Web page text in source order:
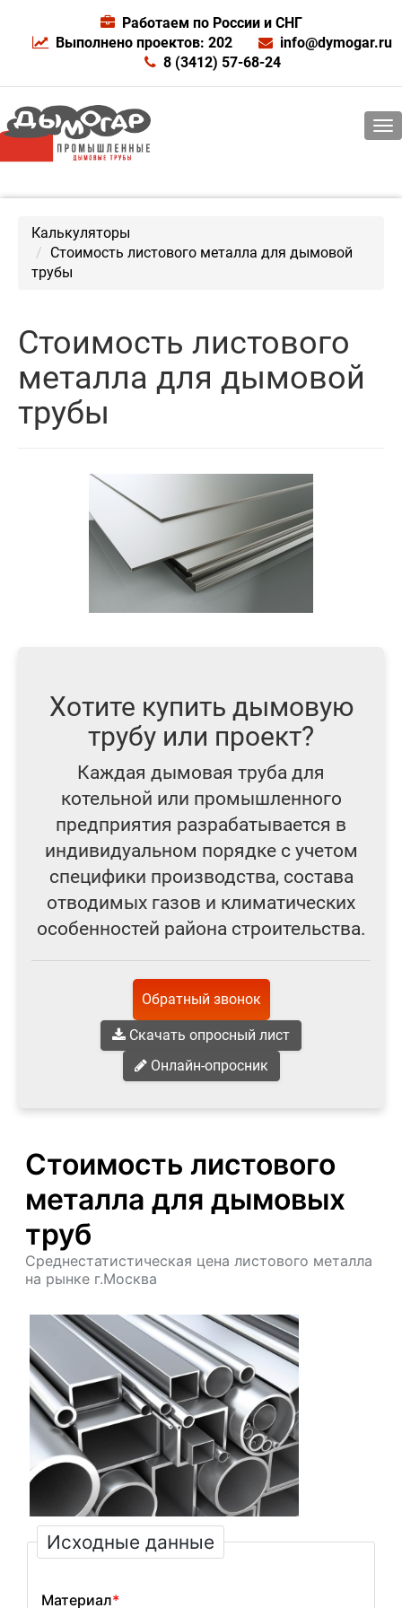
Работаем по России и СНГ
Выполнено проектов: 202
info@dymogar.ru
8 (3412) 57-68-24
Калькуляторы
Стоимость листового металла для дымовой
трубы
Стоимость листового
металла для дымовой
трубы
Хотите купить дымовую
трубу или проект?
Каждая дымовая труба для
котельной или промышленного
предприятия разрабатывается в
индивидуальном порядке с учетом
специфики производства, состава
отводимых газов и климатических
особенностей района строительства.
Обратный звонок
Скачать опросный лист
Онлайн-опросник